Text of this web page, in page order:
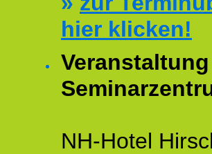
hier klicken!
NH-Hotel